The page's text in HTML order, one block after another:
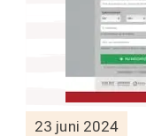
23 juni 2024